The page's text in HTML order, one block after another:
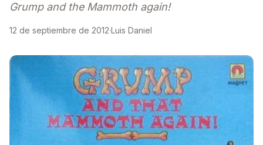
Grump and the Mammoth again!
12 de septiembre de 2012·Luis Daniel